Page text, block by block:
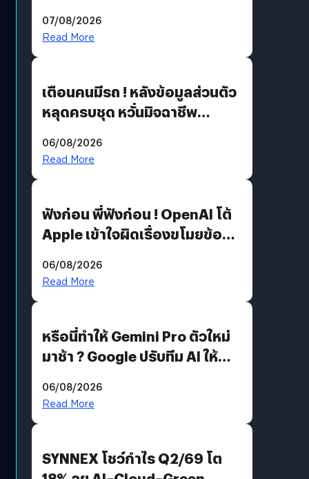
07/08/2026
Read More
เตือนคนมีรถ ! หลังข้อมูลส่วนตัว
หลุดครบชุด หวั่นมิจฉาชีพ
รหัสผ่านหลุด ไม่ใช่แฮกเกอร์
06/08/2026
Read More
ฟังก่อน พี่ฟังก่อน ! OpenAI โต้
Apple เข้าใจผิดเรื่องขโมยข้อมูล
06/08/2026
Read More
หรือนี่ทำให้ Gemini Pro ตัวใหม่
มาช้า ? Google ปรับทีม AI ให้
AGI
06/08/2026
Read More
SYNNEX โชว์กำไร Q2/69 โต